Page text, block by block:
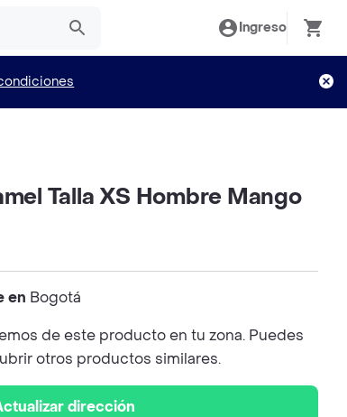
Ingreso
Talla XS Hombre Mango
en Bogotá
de este producto en tu zona. Puedes
otros productos similares.
dirección